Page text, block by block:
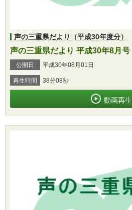
声の三重県だより（平成30年度分）
声の三重県だより 平成30年8月号
公開日 平成30年08月01日
再生時間 38分08秒
動画再生